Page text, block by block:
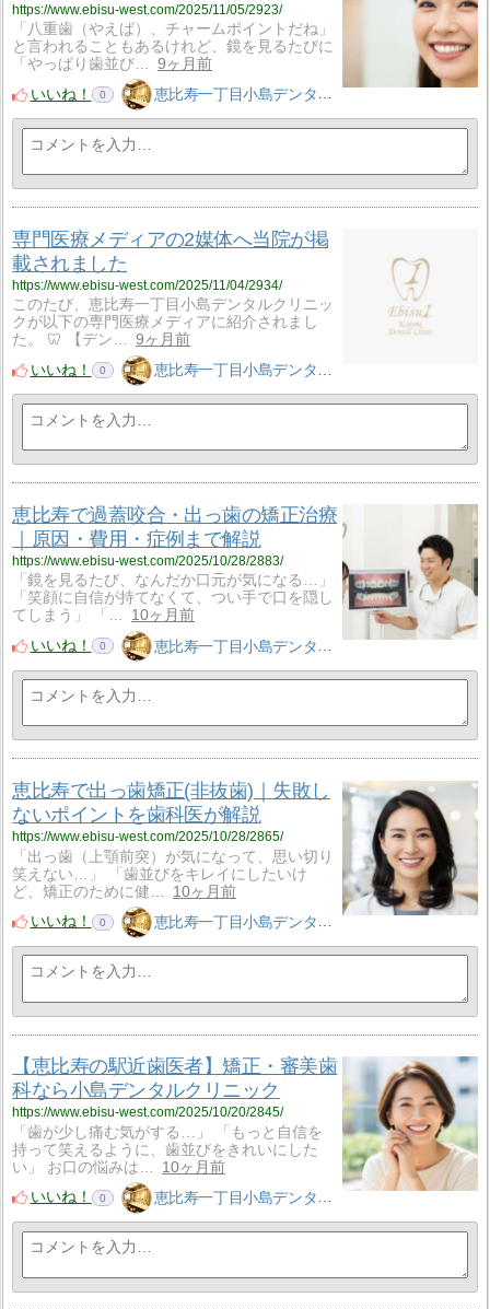
https://www.ebisu-west.com/2025/11/05/2923/
「八重歯（やえば）、チャームポイントだね」
と言われることもあるけれど、鏡を見るたびに
「やっぱり歯並び…
9ヶ月前
いいね！
0 恵比寿一丁目小島デンタルクリニック
専門医療メディアの2媒体へ当院が掲
載されました
https://www.ebisu-west.com/2025/11/04/2934/
このたび、恵比寿一丁目小島デンタルクリニッ
クが以下の専門医療メディアに紹介されまし
た。 🦷 【デン…
9ヶ月前
いいね！
0 恵比寿一丁目小島デンタルクリニック
恵比寿で過蓋咬合・出っ歯の矯正治療
｜原因・費用・症例まで解説
https://www.ebisu-west.com/2025/10/28/2883/
「鏡を見るたび、なんだか口元が気になる…」
「笑顔に自信が持てなくて、つい手で口を隠し
てしまう」 「…
10ヶ月前
いいね！
0 恵比寿一丁目小島デンタルクリニック
恵比寿で出っ歯矯正(非抜歯)｜失敗し
ないポイントを歯科医が解説
https://www.ebisu-west.com/2025/10/28/2865/
「出っ歯（上顎前突）が気になって、思い切り
笑えない…」 「歯並びをキレイにしたいけ
ど、矯正のために健…
10ヶ月前
いいね！
0 恵比寿一丁目小島デンタルクリニック
【恵比寿の駅近歯医者】矯正・審美歯
科なら小島デンタルクリニック
https://www.ebisu-west.com/2025/10/20/2845/
「歯が少し痛む気がする…」 「もっと自信を
持って笑えるように、歯並びをきれいにした
い」 お口の悩みは…
10ヶ月前
いいね！
0 恵比寿一丁目小島デンタルクリニック